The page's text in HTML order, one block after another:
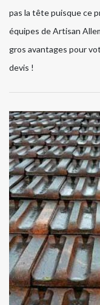
pas la tête puisque ce
équipes de Artisan
gros avantages pour
devis !